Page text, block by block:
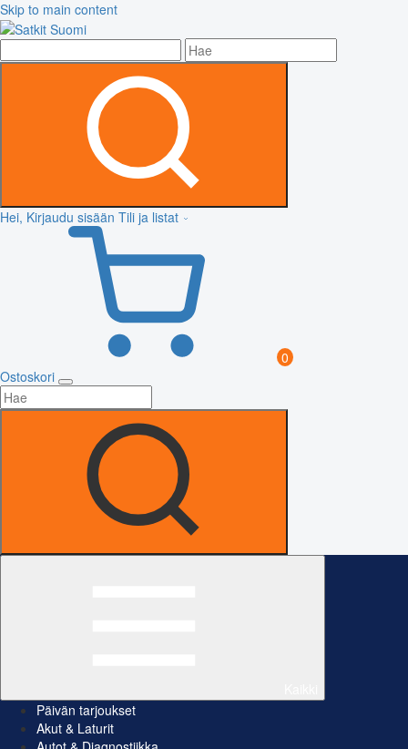
Skip to main content
Hei, Kirjaudu sisään Tili ja listat
0
Ostoskori
Päivän tarjoukset
Akut & Laturit